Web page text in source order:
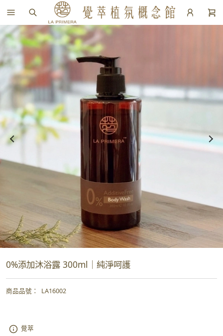
0%添加沐浴露 300ml｜純淨呵護
商品品號 ： LA16002
覺萃